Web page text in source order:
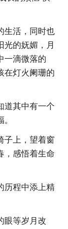
生活，同时也
光的妩媚，月
滴微落的
在灯火阑珊的
道其中有一个
子上，望着窗
，感悟着生命
历程中添上精
眼等岁月改